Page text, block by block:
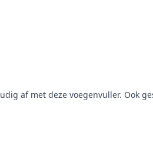
af met deze voegenvuller. Ook